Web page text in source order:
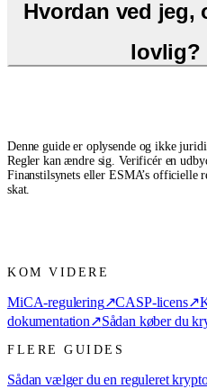
Hvordan ved jeg,
lovlig?
Denne guide er oplysende og ikke
Regler kan ændre sig. Verificér en
Finanstilsynets eller ESMA’s officielle
skat.
KOM VIDERE
MiCA-regulering↗CASP-licens↗
dokumentation↗Sådan køber du
FLERE GUIDES
Sådan vælger du en reguleret